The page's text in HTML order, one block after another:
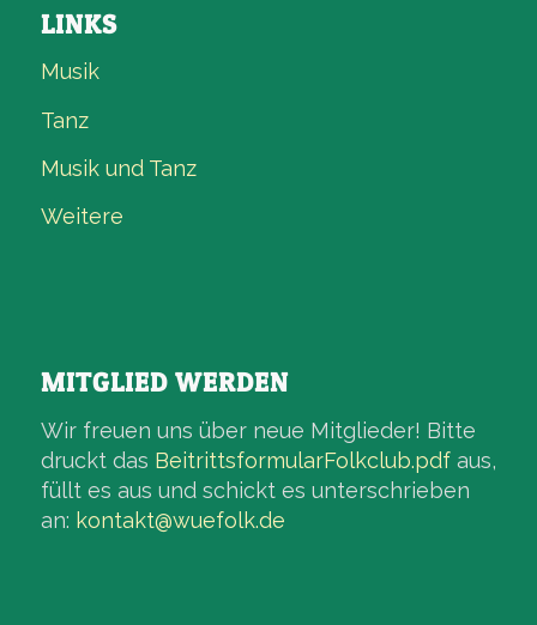
LINKS
Musik
Tanz
Musik und Tanz
Weitere
MITGLIED WERDEN
Wir freuen uns über neue Mitglieder! Bitte
druckt das BeitrittsformularFolkclub.pdfaus,
füllt es aus und schickt es unterschrieben
an: kontakt@wuefolk.de